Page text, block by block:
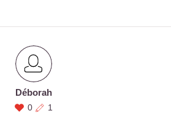
Déborah
0 1